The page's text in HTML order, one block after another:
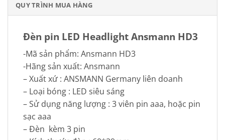
QUY TRÌNH MUA HÀNG
Đèn pin LED Headlight Ansmann HD3
-Mã sản phẩm: Ansmann HD3
-Hãng sản xuất: Ansmann
– Xuất xứ : ANSMANN Germany liên doanh
– Loại bóng : LED siêu sáng
– Sử dụng năng lượng : 3 viên pin aaa, hoặc pin
sạc aaa
– Đèn kèm 3 pin